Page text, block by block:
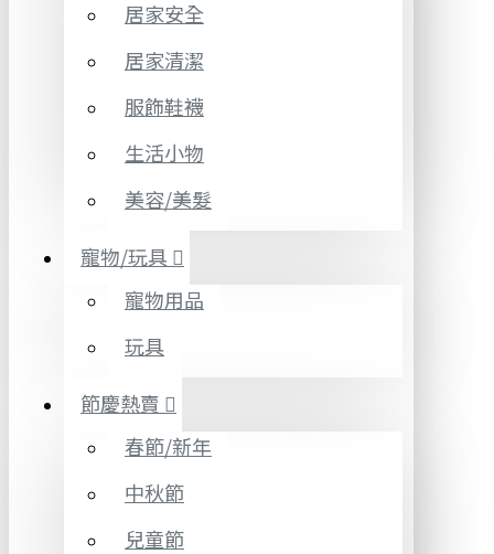
居家安全
居家清潔
服飾鞋襪
生活小物
美容/美髮
寵物/玩具
寵物用品
玩具
節慶熱賣
春節/新年
中秋節
兒童節